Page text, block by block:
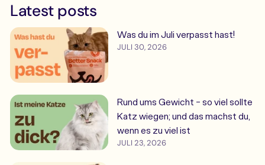
Latest posts
Was du im Juli verpasst hast!
JULI 30, 2026
Rund ums Gewicht - so viel sollte
Katz wiegen; und das machst du,
wenn es zu viel ist
JULI 23, 2026